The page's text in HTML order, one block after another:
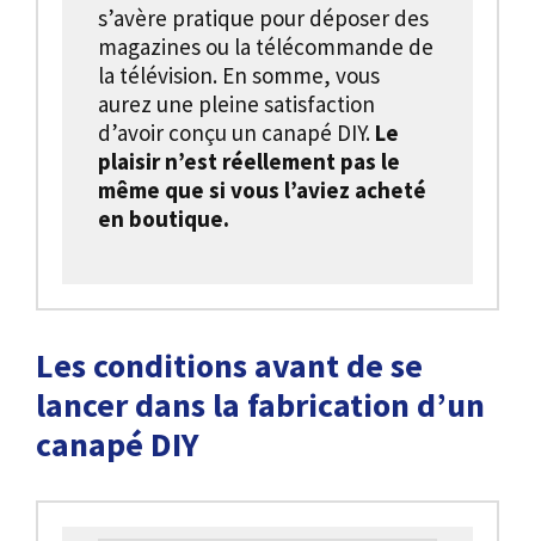
s’avère pratique pour déposer des
magazines ou la télécommande de
la télévision. En somme, vous
aurez une pleine satisfaction
d’avoir conçu un canapé DIY. Le
plaisir n’est réellement pas le
même que si vous l’aviez acheté
en boutique.
Les conditions avant de se
lancer dans la fabrication d’un
canapé DIY